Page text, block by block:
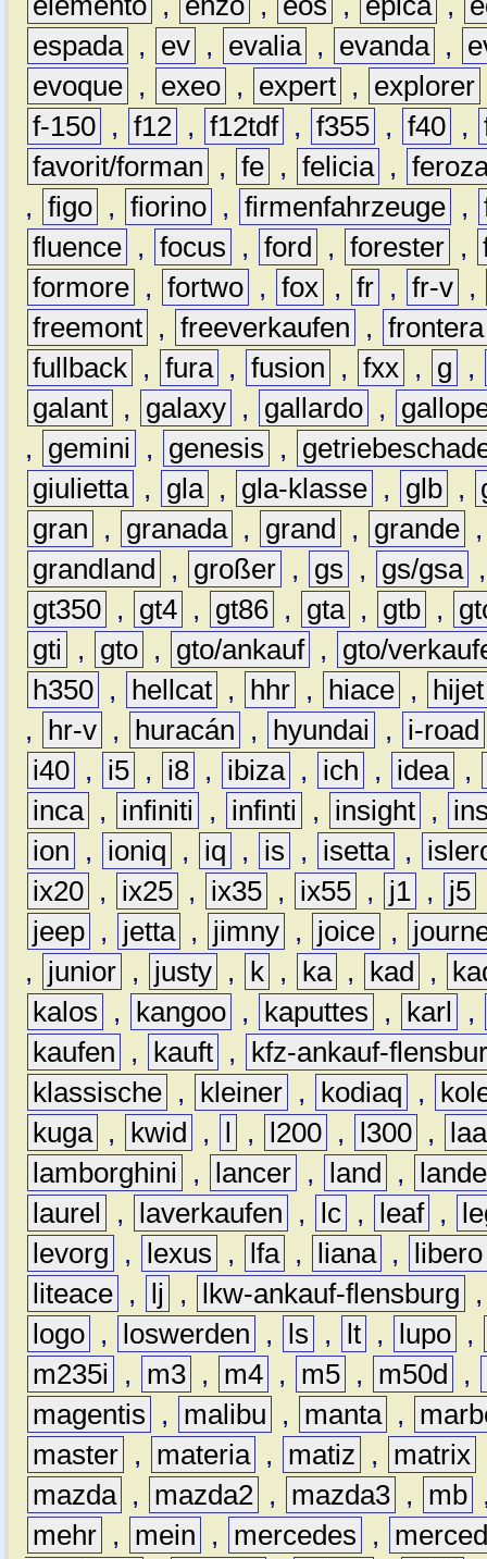
espada , ev , evalia , evanda ,
evoque , exeo , expert , explorer
f-150 , f12 , f12tdf , f355 , f40 ,
favorit/forman
, fe , felicia ,
, figo , fiorino , firmenfahrzeuge ,
fluence , focus , ford , forester ,
formore , fortwo , fox , fr , fr-v ,
freemont , freeverkaufen , frontera
fullback , fura , fusion , fxx , g
,
galant , galaxy , gallardo ,
,
gemini , genesis ,
giulietta , gla , gla-klasse , glb ,
gran
, granada , grand , grande
grandland
, großer , gs , gs/gsa
gt350 , gt4 , gt86 , gta , gtb ,
gti
, gto , gto/ankauf ,
gto/
h350 , hellcat , hhr , hiace ,
hijet
,
hr-v , huracán , hyundai ,
i-road
i40 , i5 , i8 , ibiza , ich , idea ,
inca , infiniti , infinti , insight ,
ion
, ioniq , iq , is , isetta ,
ix20 , ix25 , ix35 , ix55 , j1 , j5
jeep , jetta , jimny , joice ,
,
junior , justy , k , ka , kad ,
kalos
, kangoo , kaputtes , karl
,
kaufen
, kauft ,
kfz-ankauf-
klassische , kleiner , kodiaq ,
kuga , kwid , l , l200 , l300 ,
lamborghini
, lancer , land ,
laurel
, laverkaufen , lc , leaf ,
levorg
, lexus , lfa , liana ,
libero
liteace , lj , lkw-ankauf-flensburg
logo , loswerden , ls , lt , lupo ,
m235i
, m3 , m4 , m5 , m50d ,
magentis
, malibu , manta ,
master , materia , matiz , matrix
mazda , mazda2 , mazda3 , mb
mehr , mein , mercedes ,